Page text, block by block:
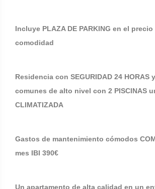
Incluye PLAZA DE PARKING en el
comodidad
Residencia con SEGURIDAD 24 HORAS
comunes de alto nivel con 2 PISCINAS
CLIMATIZADA
Gastos de mantenimiento cómodos
mes IBI 390€
Un apartamento de alta calidad en un